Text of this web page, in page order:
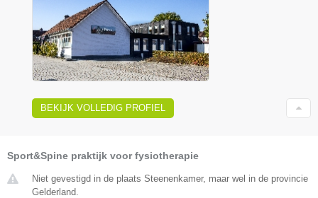
BEKIJK VOLLEDIG PROFIEL
Sport&Spine praktijk voor fysiotherapie
Niet gevestigd in de plaats Steenenkamer, maar wel in de provincie
Gelderland.